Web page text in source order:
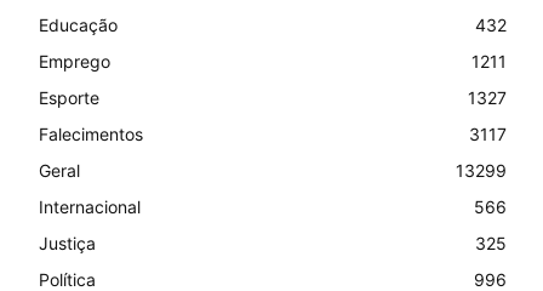
Educação
432
Emprego
1211
Esporte
1327
Falecimentos
3117
Geral
13299
Internacional
566
Justiça
325
Política
996